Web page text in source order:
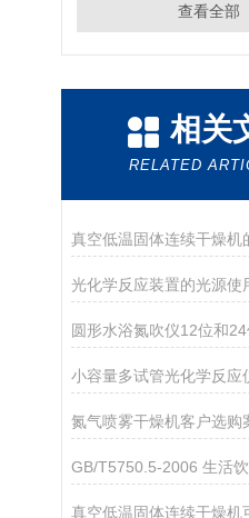
查看全部
相关
RELATED
光化学反应装置的光源使
圆形水浴氮吹仪12位和24
小容量多试管光化学反应
氮气喷雾干燥机客户选购